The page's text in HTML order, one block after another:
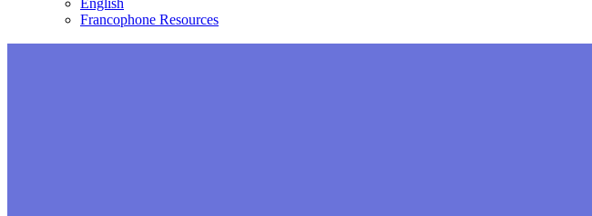
English
Francophone Resources